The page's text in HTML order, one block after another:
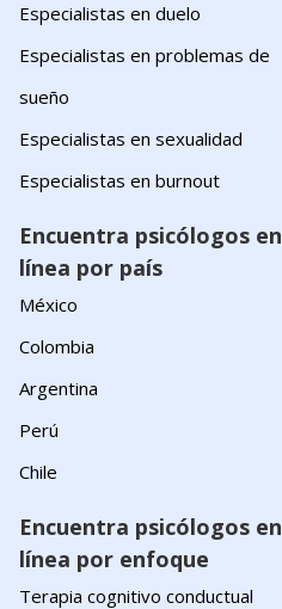
Especialistas en duelo
Especialistas en problemas de
sueño
Especialistas en sexualidad
Especialistas en burnout
Encuentra psicólogos en
línea por país
México
Colombia
Argentina
Perú
Chile
Encuentra psicólogos en
línea por enfoque
Terapia cognitivo conductual